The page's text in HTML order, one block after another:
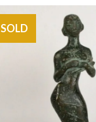
SOLD